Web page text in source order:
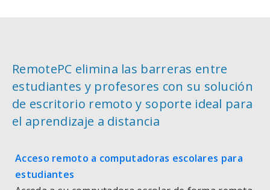
RemotePC elimina las barreras entre
estudiantes y profesores con su solución
de escritorio remoto y soporte ideal para
el aprendizaje a distancia
Acceso remoto a computadoras escolares para
estudiantes